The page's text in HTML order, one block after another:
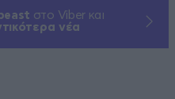
στο Viber και
νέα